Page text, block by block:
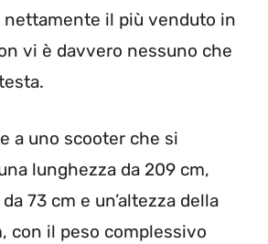
nettamente il più venduto in
vi è davvero nessuno che
a uno scooter che si
lunghezza da 209 cm,
73 cm e un’altezza della
con il peso complessivo